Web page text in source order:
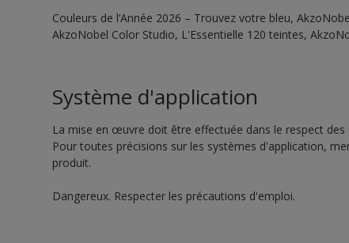
Couleurs de l’Année 2026 – Trouvez votre bleu,
AkzoNobel Color Studio, L'Essentielle 120 teintes,
Système d'application
La mise en œuvre doit être effectuée dans le respect
Pour toutes précisions sur les systèmes d'application,
produit.
Dangereux. Respecter les précautions d'emploi.